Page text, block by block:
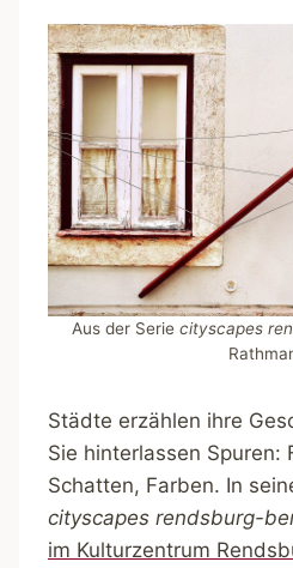
Aus der Serie cityscapes
Städte erzählen ihre
Sie hinterlassen Spuren:
Schatten, Farben. In
cityscapes rendsburg-
im Kulturzentrum